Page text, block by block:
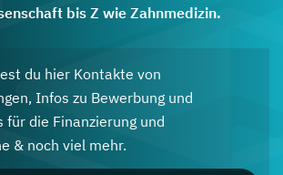
bis Z wie Zahnmedizin.
du hier Kontakte von
Infos zu Bewerbung und
für die Finanzierung und
& noch viel mehr.